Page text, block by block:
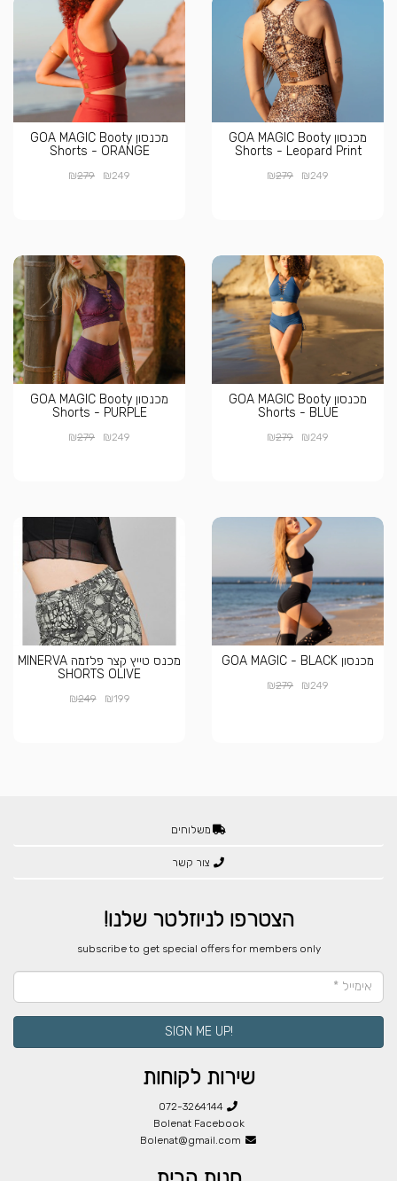
מכנסון GOA MAGIC Booty
Shorts - Leopard Print
₪249
₪279
מכנסון GOA MAGIC Booty
Shorts - ORANGE
₪249
₪279
מכנסון GOA MAGIC Booty
Shorts - BLUE
₪249
₪279
מכנסון GOA MAGIC Booty
Shorts - PURPLE
₪249
₪279
מכנסון GOA MAGIC - BLACK
₪249
₪279
מכנס טייץ קצר פלזמה MINERVA
SHORTS OLIVE
₪199
₪249
משלוחים
צור קשר
הצטרפו לניוזלטר שלנו!
​subscribe to get special offers for members only
!SIGN ME UP
שירות לקוחות
072-3264144
Bolenat Facebook
Bolenat@gmail.com